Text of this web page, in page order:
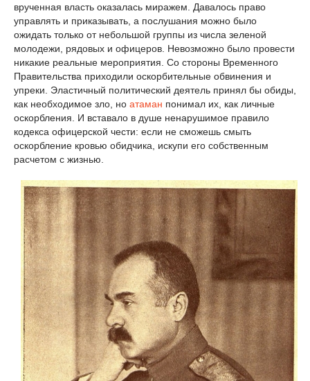
врученная власть оказалась миражем. Давалось право
управлять и приказывать, а послушания можно было
ожидать только от небольшой группы из числа зеленой
молодежи, рядовых и офицеров. Невозможно было провести
никакие реальные мероприятия. Со стороны Временного
Правительства приходили оскорбительные обвинения и
упреки. Эластичный политический деятель принял бы обиды,
как необходимое зло, но атаман понимал их, как личные
оскорбления. И вставало в душе ненарушимое правило
кодекса офицерской чести: если не сможешь смыть
оскорбление кровью обидчика, искупи его собственным
расчетом с жизнью.